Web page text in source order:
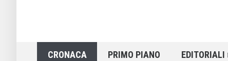
CRONACA PRIMO PIANO EDITORIALI